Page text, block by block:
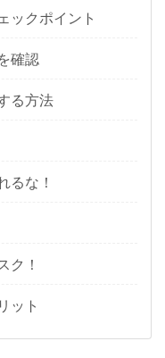
ックポイント
確認
る方法
るな！
ク！
ット